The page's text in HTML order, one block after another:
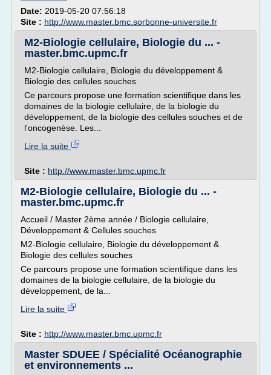
Date: 2019-05-20 07:56:18
Site : http://www.master.bmc.sorbonne-universite.fr
M2-Biologie cellulaire, Biologie du ... -
master.bmc.upmc.fr
M2-Biologie cellulaire, Biologie du développement &
Biologie des cellules souches
Ce parcours propose une formation scientifique dans les
domaines de la biologie cellulaire, de la biologie du
développement, de la biologie des cellules souches et de
l'oncogenèse. Les...
Lire la suite
Site : http://www.master.bmc.upmc.fr
M2-Biologie cellulaire, Biologie du ... -
master.bmc.upmc.fr
Accueil / Master 2ème année / Biologie cellulaire,
Développement & Cellules souches
M2-Biologie cellulaire, Biologie du développement &
Biologie des cellules souches
Ce parcours propose une formation scientifique dans les
domaines de la biologie cellulaire, de la biologie du
développement, de la...
Lire la suite
Site : http://www.master.bmc.upmc.fr
Master SDUEE / Spécialité Océanographie
et environnements ...